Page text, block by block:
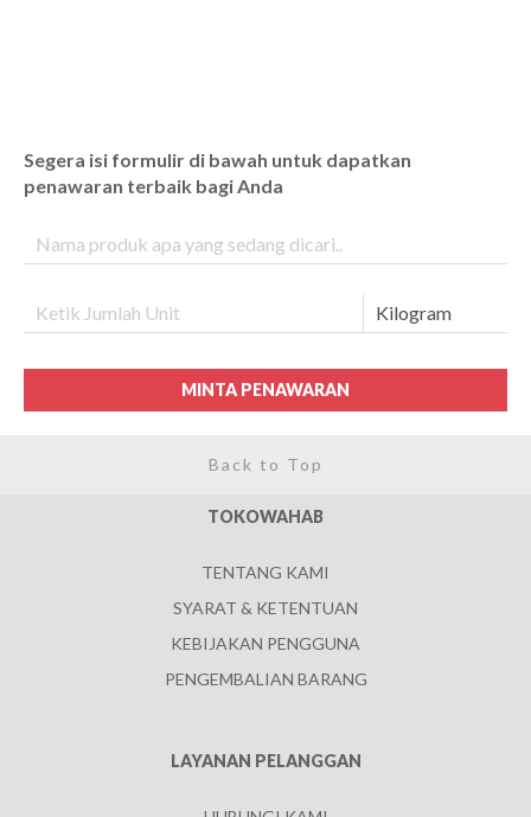
Segera isi formulir di bawah untuk dapatkan
penawaran terbaik bagi Anda
MINTA PENAWARAN
Back to Top
TOKOWAHAB
TENTANG KAMI
SYARAT & KETENTUAN
KEBIJAKAN PENGGUNA
PENGEMBALIAN BARANG
LAYANAN PELANGGAN